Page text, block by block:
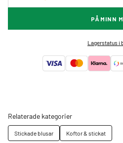
PÅMINN
Lagerstatus i
Relaterade kategorier
Stickade blusar Koftor & stickat